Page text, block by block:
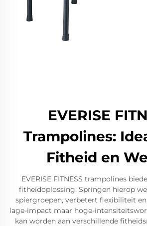
EVERISE
Trampolines:
Fitheid en
EVERISE FITNESS trampolines
fitheidoplossing. Springen hierop
spiergroepen, verbetert flexibiliteit
lage-impact maar hoge-
kan worden aan verschillende